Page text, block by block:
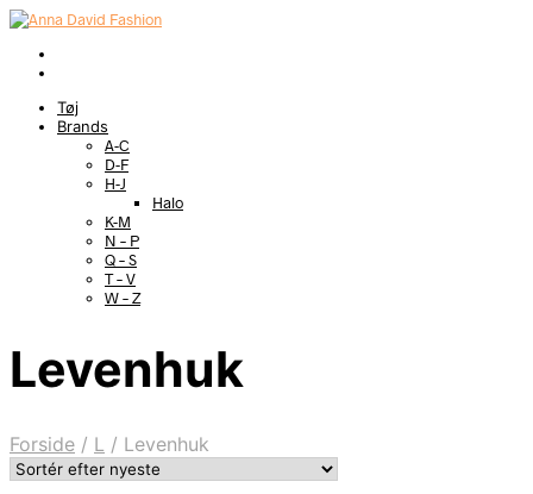
Tøj
Brands
A-C
D-F
H-J
Halo
K-M
N – P
Q – S
T – V
W – Z
Levenhuk
Forside / L / Levenhuk